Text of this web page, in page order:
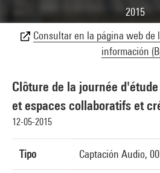
2015
Consultar en la página web de
información
Clôture de la journée
et espaces collaboratifs et
12-05-2015
Tipo Captación Audio,